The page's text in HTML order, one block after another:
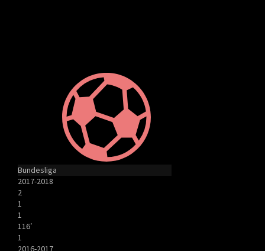
Bundesliga
2017-2018
2
1
1
116′
1
2016-2017